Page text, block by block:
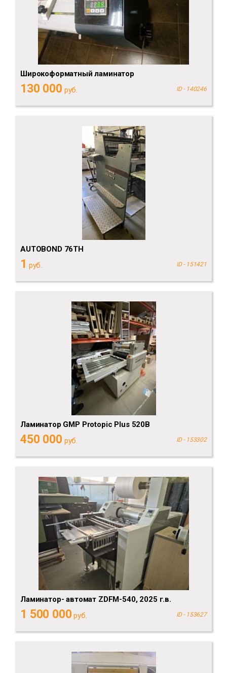
Широкоформатный ламинатор
130 000 руб. ID - 140246
AUTOBOND 76TH
1 руб. ID - 151421
Ламинатор GMP Protopic Plus 520B
450 000 руб. ID - 153302
Ламинатор- автомат ZDFM-540, 2025 г.в.
1 500 000 руб. ID - 153627